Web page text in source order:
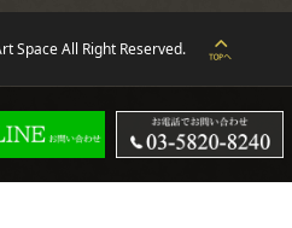
Space All Right Reserved.